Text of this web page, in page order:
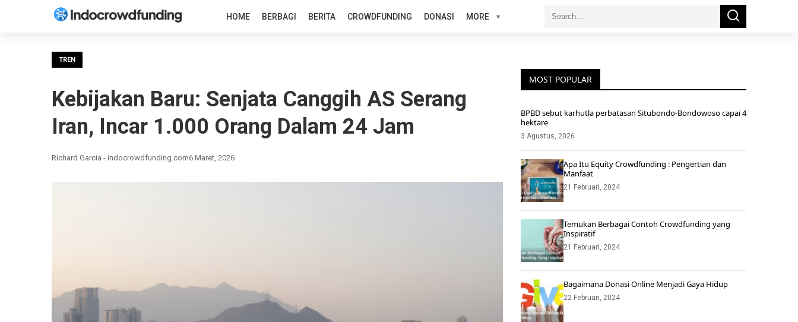
HOME BERBAGI BERITA CROWDFUNDING DONASI MORE
Search
Search
TREN
Kebijakan Baru: Senjata Canggih AS Serang
Iran, Incar 1.000 Orang Dalam 24 Jam
Richard Garcia - indocrowdfunding.com6 Maret, 2026
MOST POPULAR
BPBD sebut karhutla perbatasan Situbondo-Bondowoso capai 4
hektare
3 Agustus, 2026
Apa Itu Equity Crowdfunding : Pengertian dan
Manfaat
21 Februari, 2024
Temukan Berbagai Contoh Crowdfunding yang
Inspiratif
21 Februari, 2024
Bagaimana Donasi Online Menjadi Gaya Hidup
22 Februari, 2024